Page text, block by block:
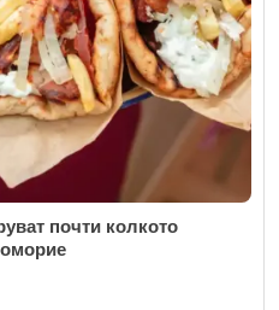
почти колкото